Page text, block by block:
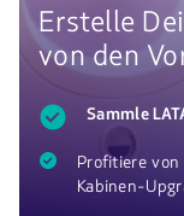
Erstelle
von den
Sammle
Profitiere
Kabinen-